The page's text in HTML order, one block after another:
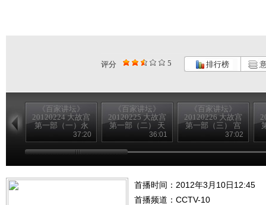
评分 5 排行榜
《百家讲坛》
20120224 大故宫
第一部（一）永
37:20
《百家讲坛》
20120225 大故宫
第一部（二） 天
36:01
《百家讲坛》
20120226 大故宫
第一部（三） 宫
37:02
首播时间：2012年3月10日12:45
首播频道： CCTV-10